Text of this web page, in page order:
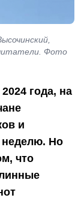
Фото
года, на
и
неделю. Но
что